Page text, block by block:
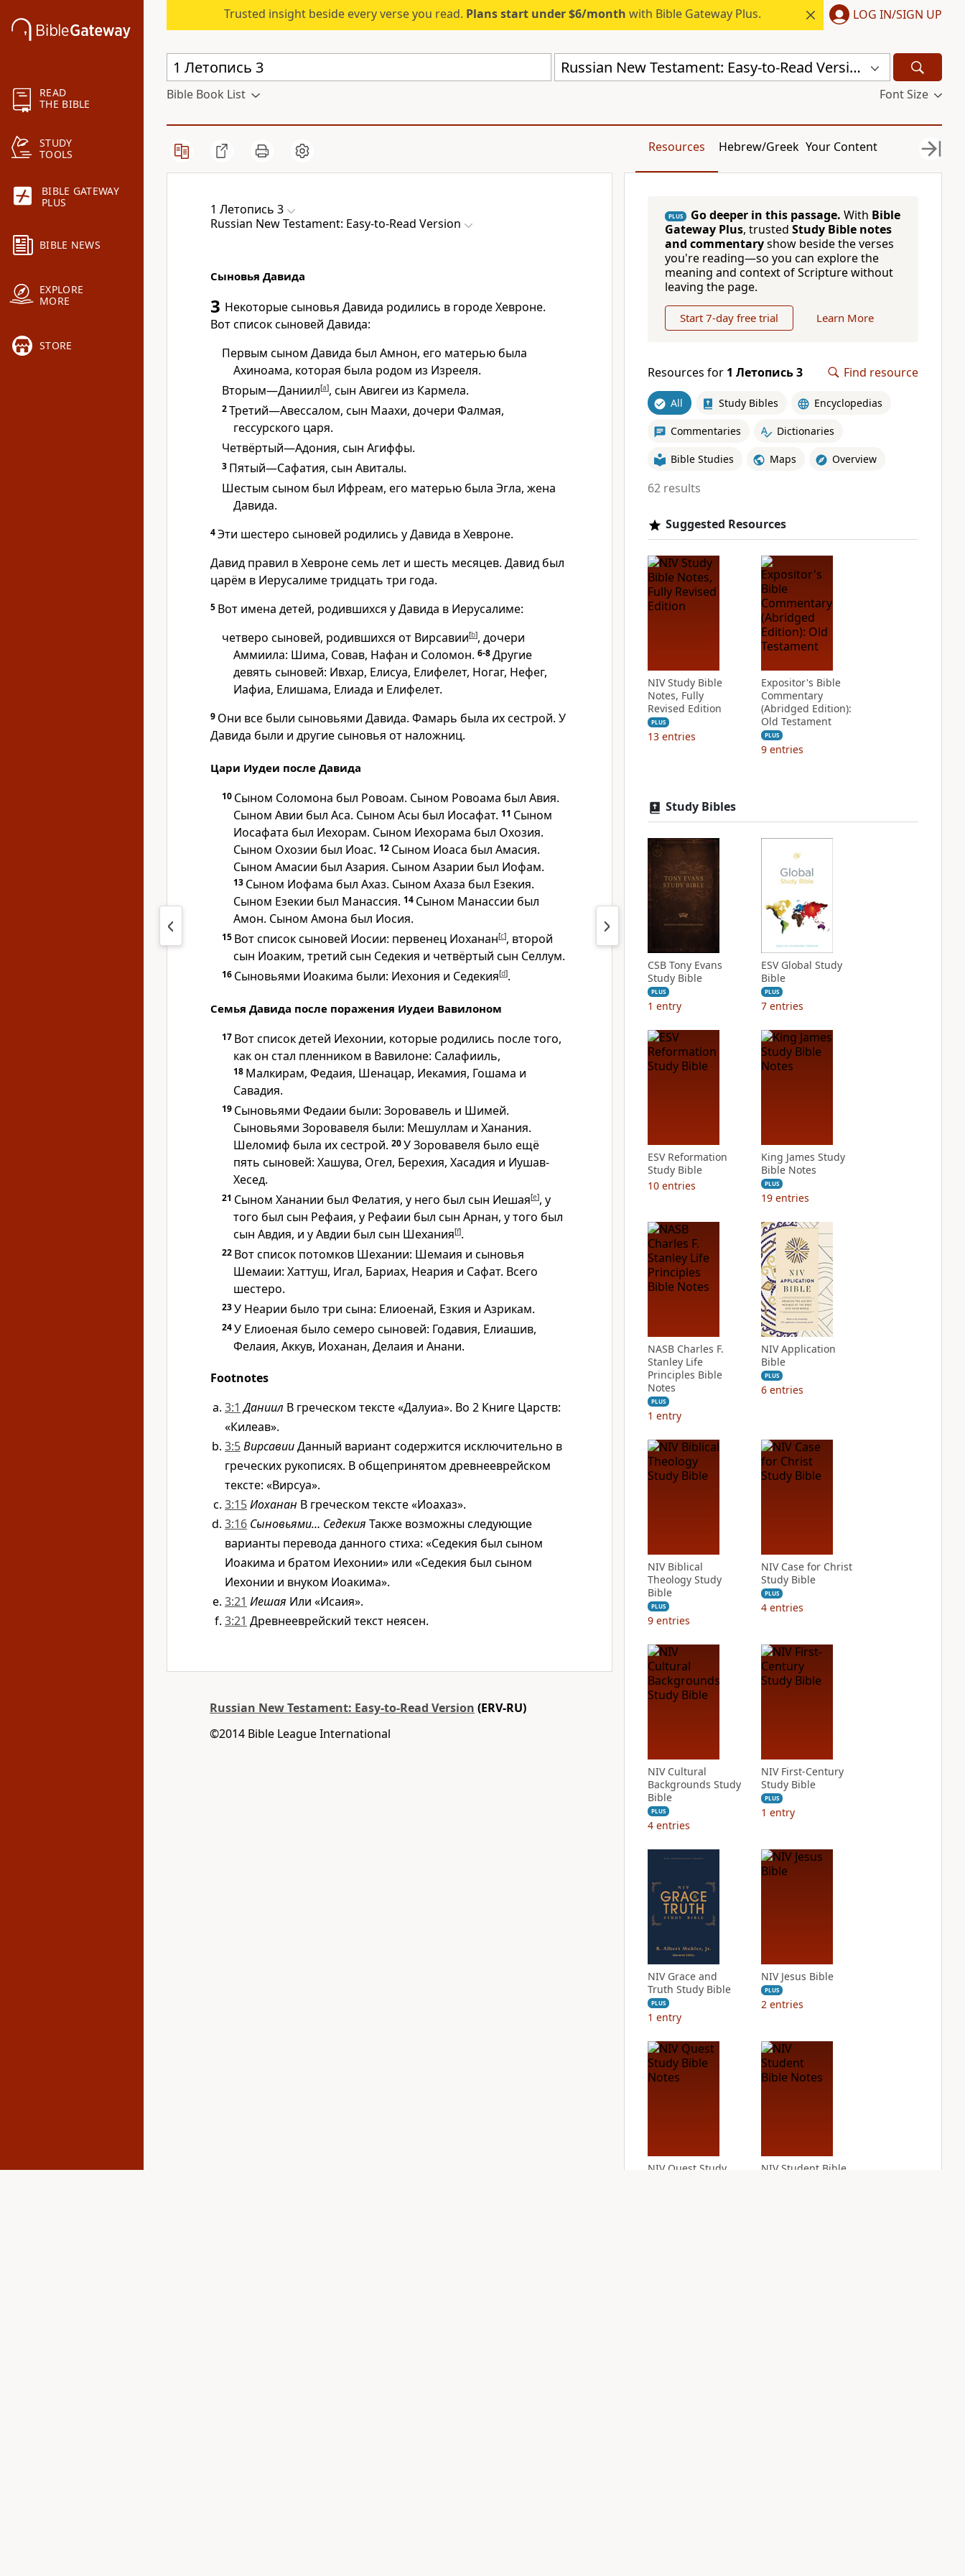
READ
THE BIBLE
STUDY
TOOLS
BIBLE GATEWAY
PLUS
BIBLE NEWS
EXPLORE
MORE
STORE
Trusted insight beside every verse you read. Plans start under $6/month with Bible Gateway Plus. LOG IN/SIGN UP
Russian New Testament: Easy-to-Read Version (ERV-RU)
Bible Book List Font Size
Resources Hebrew/Greek Your Content
1 Летопись 3
Russian New Testament: Easy-to-Read Version
Сыновья Давида
3 Некоторые сыновья Давида родились в городе Хевроне.
Вот список сыновей Давида:
Первым сыном Давида был Амнон, его матерью была
Ахиноама, которая была родом из Изрееля.
Вторым—Даниил[a], сын Авигеи из Кармела.
2Третий—Авессалом, сын Маахи, дочери Фалмая,
гессурского царя.
Четвёртый—Адония, сын Агиффы.
3 Пятый—Сафатия, сын Авиталы.
Шестым сыном был Ифреам, его матерью была Эгла, жена
Давида.
4Эти шестеро сыновей родились у Давида в Хевроне.
Давид правил в Хевроне семь лет и шесть месяцев. Давид был
царём в Иерусалиме тридцать три года.
5 Вот имена детей, родившихся у Давида в Иерусалиме:
четверо сыновей, родившихся от Вирсавии[b], дочери
Аммиила: Шима, Совав, Нафан и Соломон. 6-8Другие
девять сыновей: Ивхар, Елисуа, Елифелет, Ногаг, Нефег,
Иафиа, Елишама, Елиада и Елифелет.
9 Они все были сыновьями Давида. Фамарь была их сестрой. У
Давида были и другие сыновья от наложниц.
Цари Иудеи после Давида
10 Сыном Соломона был Ровоам. Сыном Ровоама был Авия.
Сыном Авии был Аса. Сыном Асы был Иосафат. 11 Сыном
Иосафата был Иехорам. Сыном Иехорама был Охозия.
Сыном Охозии был Иоас. 12 Сыном Иоаса был Амасия.
Сыном Амасии был Азария. Сыном Азарии был Иофам.
13 Сыном Иофама был Ахаз. Сыном Ахаза был Езекия.
Сыном Езекии был Манассия. 14 Сыном Манассии был
Амон. Сыном Амона был Иосия.
15 Вот список сыновей Иосии: первенец Иоханан[c], второй
сын Иоаким, третий сын Седекия и четвёртый сын Селлум.
16 Сыновьями Иоакима были: Иехония и Седекия[d].
Семья Давида после поражения Иудеи Вавилоном
17 Вот список детей Иехонии, которые родились после того,
как он стал пленником в Вавилоне: Салафииль,
18 Малкирам, Федаия, Шенацар, Иекамия, Гошама и
Савадия.
19 Сыновьями Федаии были: Зоровавель и Шимей.
Сыновьями Зоровавеля были: Мешуллам и Ханания.
Шеломиф была их сестрой. 20У Зоровавеля было ещё
пять сыновей: Хашува, Огел, Берехия, Хасадия и Иушав-
Хесед.
21 Сыном Ханании был Фелатия, у него был сын Иешая[e], у
того был сын Рефаия, у Рефаии был сын Арнан, у того был
сын Авдия, и у Авдии был сын Шехания[f].
22 Вот список потомков Шехании: Шемаия и сыновья
Шемаии: Хаттуш, Игал, Бариах, Неария и Сафат. Всего
шестеро.
23У Неарии было три сына: Елиоенай, Езкия и Азрикам.
24У Елиоеная было семеро сыновей: Годавия, Елиашив,
Фелаия, Аккув, Иоханан, Делаия и Анани.
Footnotes
3:1 Даниил В греческом тексте «Далуиа». Во 2 Книге Царств:
«Килеав».
3:5ВирсавииДанный вариант содержится исключительно в
греческих рукописях. В общепринятом древнееврейском
тексте: «Вирсуа».
3:15Иоханан В греческом тексте «Иоахаз».
3:16 Сыновьями… Седекия Также возможны следующие
варианты перевода данного стиха: «Седекия был сыном
Иоакима и братом Иехонии» или «Седекия был сыном
Иехонии и внуком Иоакима».
3:21 Иешая Или «Исаия».
3:21 Древнееврейский текст неясен.
Russian New Testament: Easy-to-Read Version (ERV-RU)
©2014 Bible League International
PLUS Go deeper in this passage. With Bible
Gateway Plus, trusted Study Bible notes
and commentaryshow beside the verses
you're reading—so you can explore the
meaning and context of Scripture without
leaving the page.
Start 7-day free trial Learn More
Resources for 1 Летопись 3 Find resource
All Study Bibles Encyclopedias
Commentaries Dictionaries
Bible Studies Maps Overview
62 results
Suggested Resources
NIV Study Bible
Notes, Fully
Revised Edition
PLUS
13 entries
Expositor's Bible
Commentary
(Abridged Edition):
Old Testament
PLUS
9 entries
Study Bibles
CSB Tony Evans
Study Bible
PLUS
1 entry
ESV Global Study
Bible
PLUS
7 entries
ESV Reformation
Study Bible
10 entries
King James Study
Bible Notes
PLUS
19 entries
NASB Charles F.
Stanley Life
Principles Bible
Notes
PLUS
1 entry
NIV Application
Bible
PLUS
6 entries
NIV Biblical
Theology Study
Bible
PLUS
9 entries
NIV Case for Christ
Study Bible
PLUS
4 entries
NIV Cultural
Backgrounds Study
Bible
PLUS
4 entries
NIV First-Century
Study Bible
PLUS
1 entry
NIV Grace and
Truth Study Bible
PLUS
1 entry
NIV Jesus Bible
PLUS
2 entries
NIV Quest Study
NIV Student Bible